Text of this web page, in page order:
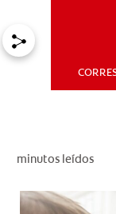
minutos leídos